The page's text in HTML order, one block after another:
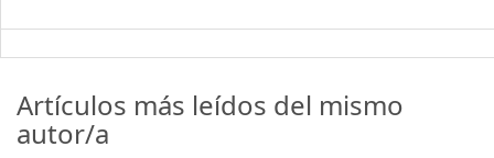
Artículos más leídos del mismo
autor/a